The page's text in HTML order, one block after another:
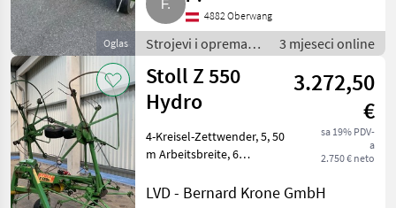
Oglas
4882 Oberwang
Strojevi i oprema
za travu i baliranje /
Rotacioni prevrtači
(rasturači) sijena
3 mjeseci online
Stoll Z 550
Hydro
3.272,50
€
sa 19% PDV-
a
2.750 € neto
4-Kreisel-Zettwender, 5, 50
m Arbeitsbreite, 6
klappbar,
LVD - Bernard Krone GmbH